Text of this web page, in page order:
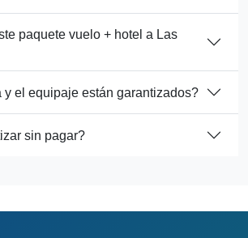
paquete vuelo + hotel a Las
y el equipaje están garantizados?
sin pagar?